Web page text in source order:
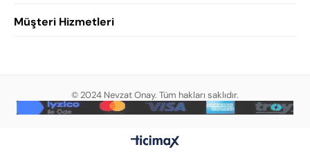
Hakkımızda
Erkek Klasik Ayakkabı
Erkek Günlük Ayakkabı
Erkek Sandalet
Erkek Loafer Ayakkabı
Müşteri Hizmetleri
Mesafeli Satış Sözleşmesi
© 2024 Nevzat Onay. Tüm hakları saklıdır.